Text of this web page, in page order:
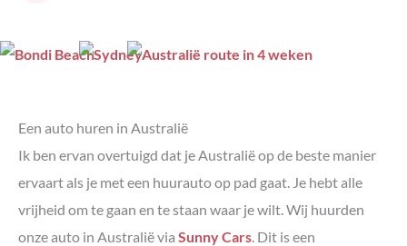
Een auto huren in Australië
Ik ben ervan overtuigd dat je Australië op de beste manier
ervaart als je met een huurauto op pad gaat. Je hebt alle
vrijheid om te gaan en te staan waar je wilt. Wij huurden
onze auto in Australië via Sunny Cars . Dit is een